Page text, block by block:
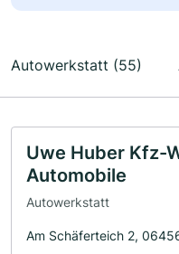
Autowerkstatt (55)
Uwe Huber Kfz-
Automobile
Autowerkstatt
Am Schäferteich 2,